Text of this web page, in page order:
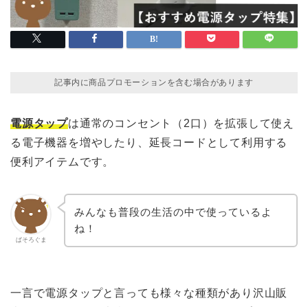
記事内に商品プロモーションを含む場合があります
電源タップは通常のコンセント（2口）を拡張して使え
る電子機器を増やしたり、延長コードとして利用する
便利アイテムです。
ぱそろぐま
みんなも普段の生活の中で使っているよ
ね！
一言で電源タップと言っても様々な種類があり沢山販